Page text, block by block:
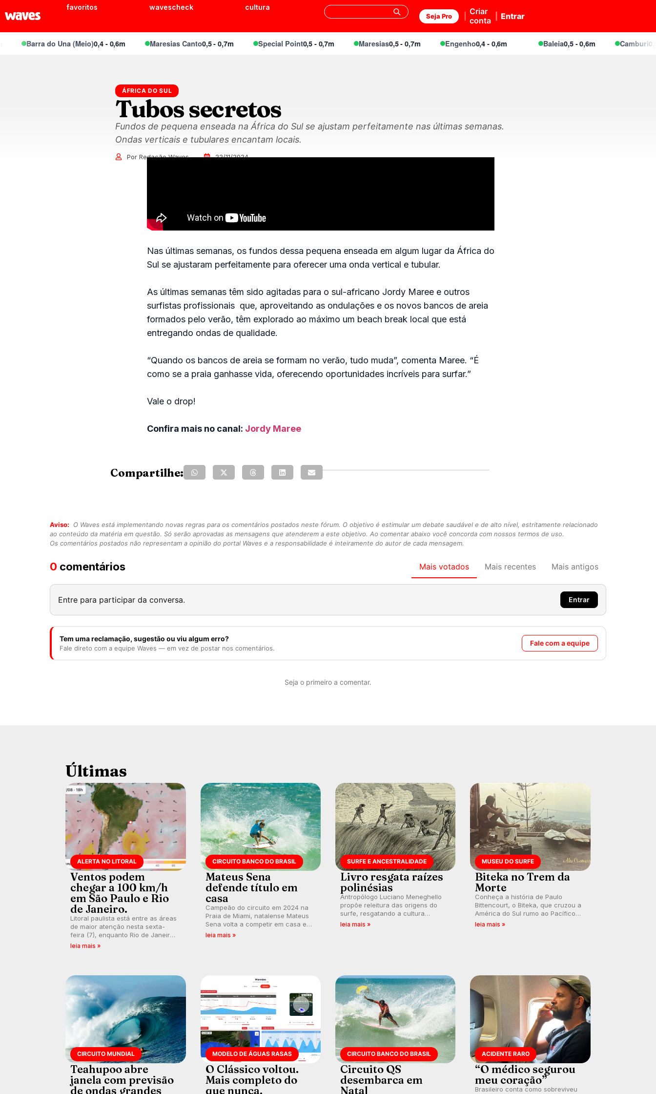
favoritos wavescheck cultura
Seja Pro
Criar
conta
Entrar
Barra do Una (Meio)0,4 - 0,6m Maresias Canto0,5 - 0,7m Special Point0,5 - 0,7m Maresias0,5 - 0,7m Engenho0,4 - 0,6m Baleia0,5 - 0,6m Camburi0,5 -
ÁFRICA DO SUL
Tubos secretos
Fundos de pequena enseada na África do Sul se ajustam perfeitamente nas últimas semanas.
Ondas verticais e tubulares encantam locais.
Por Redação Waves 22/11/2024
Nas últimas semanas, os fundos dessa pequena enseada em algum lugar da África do
Sul se ajustaram perfeitamente para oferecer uma onda vertical e tubular.
As últimas semanas têm sido agitadas para o sul-africano Jordy Maree e outros
surfistas profissionais que, aproveitando as ondulações e os novos bancos de areia
formados pelo verão, têm explorado ao máximo um beach break local que está
entregando ondas de qualidade.
“Quando os bancos de areia se formam no verão, tudo muda”, comenta Maree. “É
como se a praia ganhasse vida, oferecendo oportunidades incríveis para surfar.”
Vale o drop!
Confira mais no canal: Jordy Maree
Compartilhe:
Aviso:
O Waves está implementando novas regras para os comentários postados neste fórum. O objetivo é estimular um debate saudável e de alto nível, estritamente relacionado
ao conteúdo da matéria em questão. Só serão aprovadas as mensagens que atenderem a este objetivo. Ao comentar abaixo você concorda com nossos termos de uso.
Os comentários postados não representam a opinião do portal Waves e a responsabilidade é inteiramente do autor de cada mensagem.
0 comentários Mais votados Mais recentes Mais antigos
Entre para participar da conversa. Entrar
Tem uma reclamação, sugestão ou viu algum erro?
Fale direto com a equipe Waves — em vez de postar nos comentários.
Fale com a equipe
Seja o primeiro a comentar.
Últimas
ALERTA NO LITORAL
Ventos podem
chegar a 100 km/h
em São Paulo e Rio
de Janeiro.
Litoral paulista está entre as áreas
de maior atenção nesta sexta-
feira (7), enquanto Rio de Janeiro
também recebe alerta para ventos
leia mais »
CIRCUITO BANCO DO BRASIL
Mateus Sena
defende título em
casa
Campeão do circuito em 2024 na
Praia de Miami, natalense Mateus
Sena volta a competir em casa em
busca de manter a hegemonia
leia mais »
SURFE E ANCESTRALIDADE
Livro resgata raízes
polinésias
Antropólogo Luciano Meneghello
propõe releitura das origens do
surfe, resgatando a cultura
polinésia e questionando a visão
leia mais »
MUSEU DO SURFE
Biteka no Trem da
Morte
Conheça a história de Paulo
Bittencourt, o Biteka, que cruzou a
América do Sul rumo ao Pacífico
em uma jornada que se tornou um
leia mais »
CIRCUITO MUNDIAL
Teahupoo abre
janela com previsão
de ondas grandes
MODELO DE ÁGUAS RASAS
O Clássico voltou.
Mais completo do
que nunca.
CIRCUITO BANCO DO BRASIL
Circuito QS
desembarca em
Natal
ACIDENTE RARO
“O médico segurou
meu coração”
Brasileiro conta como sobreviveu